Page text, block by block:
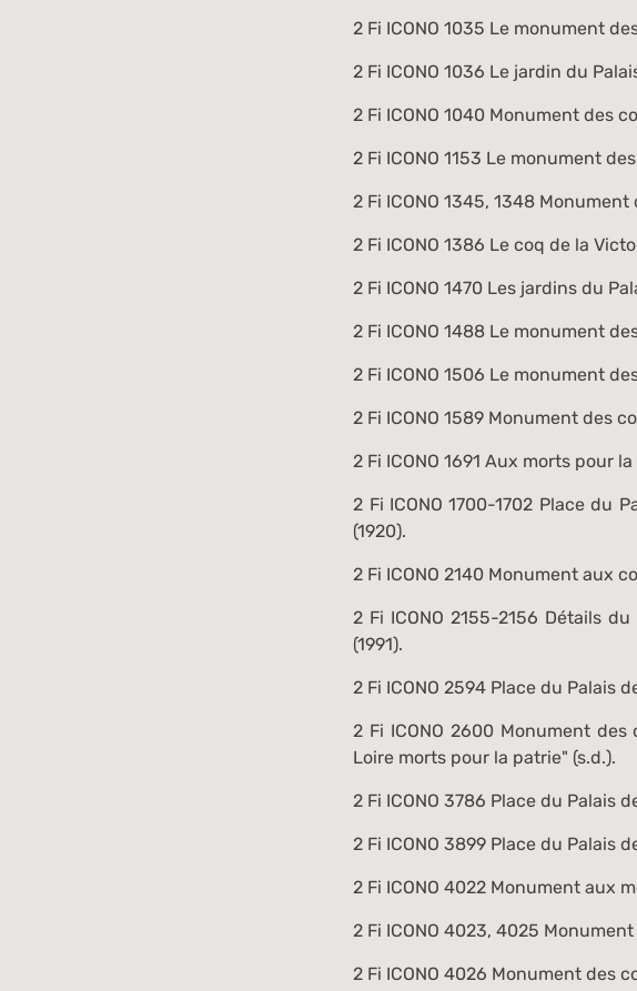
2 Fi ICONO 1035 Le monument
2 Fi ICONO 1036 Le jardin du
2 Fi ICONO 1040 Monument des
2 Fi ICONO 1153 Le monument
2 Fi ICONO 1345, 1348 Monument
2 Fi ICONO 1386 Le coq de la
2 Fi ICONO 1470 Les jardins du
2 Fi ICONO 1488 Le monument
2 Fi ICONO 1506 Le monument
2 Fi ICONO 1589 Monument des
2 Fi ICONO 1691 Aux morts pour la
2 Fi ICONO 1700-1702 Place du
(1920).
2 Fi ICONO 2140 Monument aux
2 Fi ICONO 2155-2156 Détails
(1991).
2 Fi ICONO 2594 Place du Palais
2 Fi ICONO 2600Monument des
Loire morts pour la patrie" (s.d.).
2 Fi ICONO 3786 Place du Palais
2 Fi ICONO 3899 Place du Palais
2 Fi ICONO 4022 Monument aux
2 Fi ICONO 4023, 4025
2 Fi ICONO 4026 Monument des